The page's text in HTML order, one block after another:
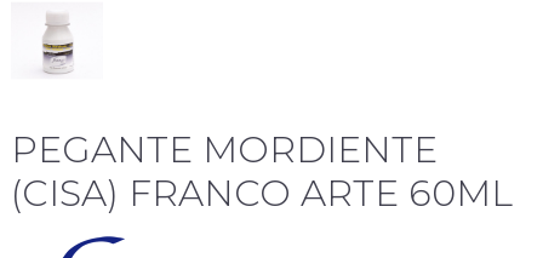
PEGANTE MORDIENTE
(CISA) FRANCO ARTE 60ML